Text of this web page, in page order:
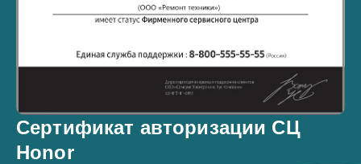
Сертификат авторизации СЦ
Honor